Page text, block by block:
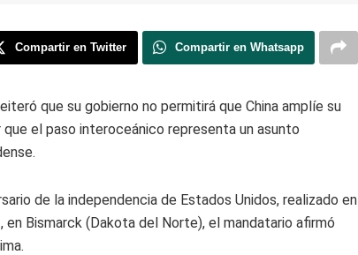
Compartir en Twitter Compartir en Whatsapp
que su gobierno no permitirá que China amplíe su
el paso interoceánico representa un asunto
de la independencia de Estados Unidos, realizado en
Bismarck (Dakota del Norte), el mandatario afirmó